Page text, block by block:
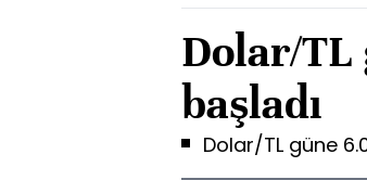
Dolar/TL
başladı
Dolar/TL güne